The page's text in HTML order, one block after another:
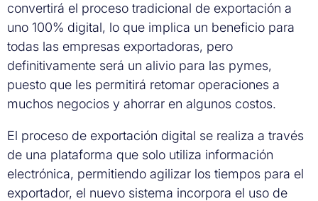
convertirá el proceso tradicional de exportación a
uno 100% digital, lo que implica un beneficio para
todas las empresas exportadoras, pero
definitivamente será un alivio para las pymes,
puesto que les permitirá retomar operaciones a
muchos negocios y ahorrar en algunos costos.
El proceso de exportación digital se realiza a través
de una plataforma que solo utiliza información
electrónica, permitiendo agilizar los tiempos para el
exportador, el nuevo sistema incorpora el uso de